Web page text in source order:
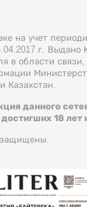
на учет
г. Выдано
в области
Казахстан.
данного
18 лет